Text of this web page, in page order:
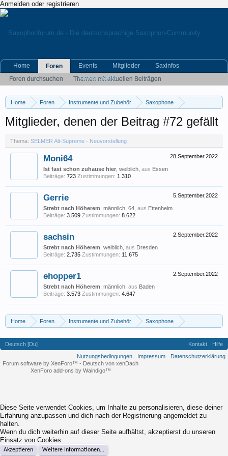
Anmelden oder registrieren
Home Foren Instrumente und Zubehör
Saxophone
Mitglieder, denen der Beitrag #72 gefällt
Thema: SELMER Alt-Supreme - Neuvorstellung
28.September.2022
Moni64
Ist fast schon zuhause hier , weiblich, aus Essen
Beiträge: 723 Zustimmungen: 1.310
5.September.2022
Gerrie
Strebt nach Höherem , männlich, 64, aus Ettenheim
Beiträge: 3.509 Zustimmungen: 8.622
2.September.2022
sachsin
Strebt nach Höherem , weiblich, aus Dresden
Beiträge: 2.735 Zustimmungen: 11.675
2.September.2022
ehopper1
Strebt nach Höherem , männlich, aus Baden
Beiträge: 3.573 Zustimmungen: 4.647
Home Foren Instrumente und Zubehör
Saxophone
Home
Foren
Foren durchsuchen
Themen mit aktuellen Beiträgen
Events Mitglieder
Saxinfos
Kleinanzeigen
Deutsch [Du] Kontakt
Hilfe
Nutzungsbedingungen
Impressum
Datenschutzerklärung
Forum software by XenForo™ - Deutsch von xenDach
XenForo add-ons by Waindigo™
Diese Seite verwendet Cookies, um Inhalte zu personalisieren, diese deiner
Erfahrung anzupassen und dich nach der Registrierung angemeldet zu
halten.
Wenn du dich weiterhin auf dieser Seite aufhältst, akzeptierst du unseren
Einsatz von Cookies.
Akzeptieren Weitere Informationen...